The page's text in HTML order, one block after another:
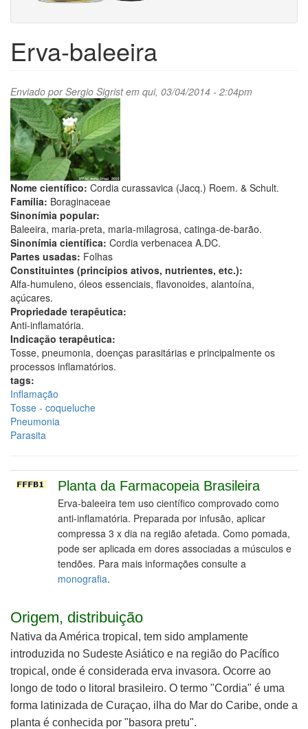
Erva-baleeira
Enviado porSergio Sigristem qui, 03/04/2014 - 2:04pm
Nome científico: Cordia curassavica (Jacq.) Roem. & Schult.
Família: Boraginaceae
Sinonímia popular:
Baleeira, maria-preta, maria-milagrosa, catinga-de-barão.
Sinonímia científica: Cordia verbenacea A.DC.
Partes usadas: Folhas
Constituintes (princípios ativos, nutrientes, etc.):
Alfa-humuleno, óleos essenciais, flavonoides, alantoína,
açúcares.
Propriedade terapêutica:
Anti-inflamatória.
Indicação terapêutica:
Tosse, pneumonia, doenças parasitárias e principalmente os
processos inflamatórios.
tags:
Inflamação
Tosse - coqueluche
Pneumonia
Parasita
Planta da Farmacopeia Brasileira
Erva-baleeira tem uso científico comprovado como
anti-inflamatória. Preparada por infusão, aplicar
compressa 3 x dia na região afetada. Como pomada,
pode ser aplicada em dores associadas a músculos e
tendões. Para mais informações consulte a
monografia.
Origem, distribuição
Nativa da América tropical, tem sido amplamente
introduzida no Sudeste Asiático e na região do Pacífico
tropical, onde é considerada erva invasora. Ocorre ao
longo de todo o litoral brasileiro. O termo "Cordia" é uma
forma latinizada de Curaçao, ilha do Mar do Caribe, onde a
planta é conhecida por "basora pretu".